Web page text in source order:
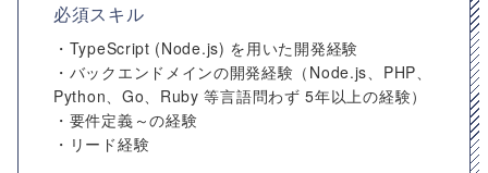
必須スキル
・TypeScript (Node.js) を用いた開発経験
・バックエンドメインの開発経験（Node.js、PHP、
Python、Go、Ruby 等言語問わず 5年以上の経験）
・要件定義～の経験
・リード経験